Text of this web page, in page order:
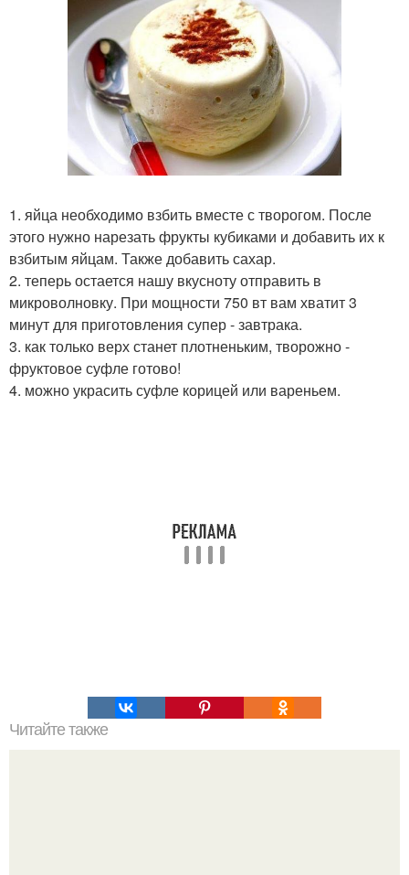
1. яйца необходимо взбить вместе с творогом. После
этого нужно нарезать фрукты кубиками и добавить их к
взбитым яйцам. Также добавить сахар.
2. теперь остается нашу вкусноту отправить в
микроволновку. При мощности 750 вт вам хватит 3
минут для приготовления супер - завтрака.
3. как только верх станет плотненьким, творожно -
фруктовое суфле готово!
4. можно украсить суфле корицей или вареньем.
Читайте также